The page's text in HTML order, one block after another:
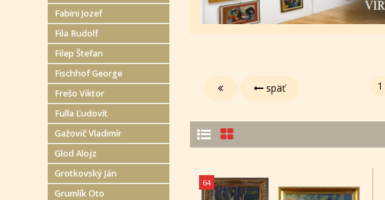
Fabini Jozef
Fila Rudolf
Filep Štefan
Fischhof George
Frešo Viktor
Fulla Ľudovít
Gažovič Vladimír
Glod Alojz
Grotkovský Ján
Grumlík Oto
späť 1
64